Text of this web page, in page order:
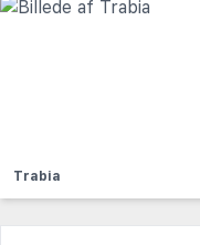
Trabia